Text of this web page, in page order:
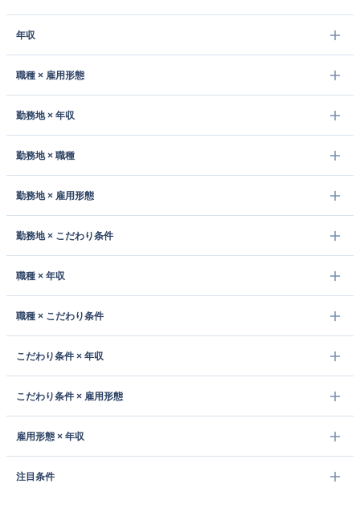
年収
職種 × 雇用形態
勤務地 × 年収
勤務地 × 職種
勤務地 × 雇用形態
勤務地 × こだわり条件
職種 × 年収
職種 × こだわり条件
こだわり条件 × 年収
こだわり条件 × 雇用形態
雇用形態 × 年収
注目条件